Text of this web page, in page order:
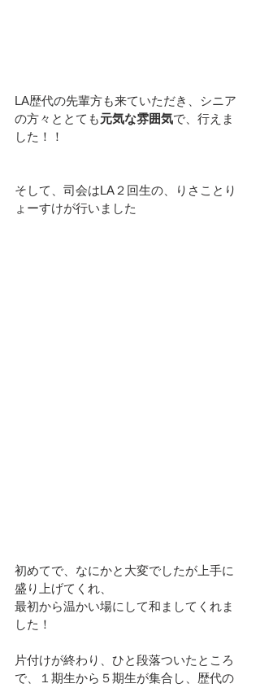
LA歴代の先輩方も来ていただき、シニア
の方々ととても元気な雰囲気で、行えま
した！！
そして、司会はLA２回生の、りさことり
ょーすけが行いました
初めてで、なにかと大変でしたが上手に
盛り上げてくれ、
最初から温かい場にして和ましてくれま
した！
片付けが終わり、ひと段落ついたところ
で、１期生から５期生が集合し、歴代の